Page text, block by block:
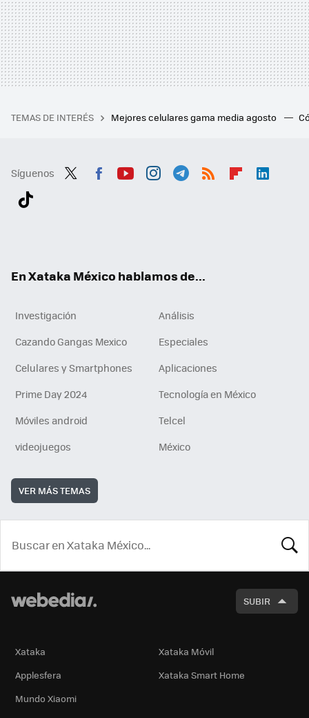
TEMAS DE INTERÉS Mejores celulares gama media agosto
Síguenos
En Xataka México hablamos de...
Investigación
Análisis
Cazando Gangas Mexico
Especiales
Celulares y Smartphones
Aplicaciones
Prime Day 2024
Tecnología en México
Móviles android
Telcel
videojuegos
México
VER MÁS TEMAS
SUBIR
Xataka
Xataka Móvil
Applesfera
Xataka Smart Home
Mundo Xiaomi